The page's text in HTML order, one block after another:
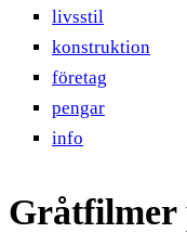
livsstil
konstruktion
företag
pengar
info
Gråtfilmer